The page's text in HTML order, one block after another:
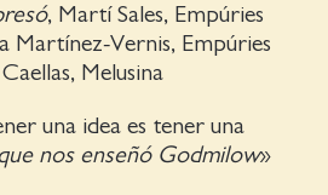
, Martí Sales, Empúries
Martínez-Vernis, Empúries
Melusina
una idea es tener una
nos enseñó Godmilow»